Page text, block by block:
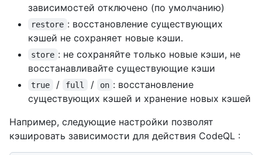
зависимостей отключено (по умолчанию)
restore : восстановление существующих
кэшей не сохраняет новые кэши.
store : не сохраняйте только новые кэши, не
восстанавливайте существующие кэши
true / full / on : восстановление
существующих кэшей и хранение новых кэшей
Например, следующие настройки позволят
кэшировать зависимости для действия CodeQL :